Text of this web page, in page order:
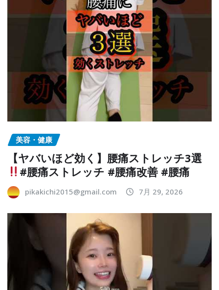
美容・健康
【ヤバいほど効く】腰痛ストレッチ3選
#腰痛ストレッチ #腰痛改善 #腰痛
pikakichi2015@gmail.com 7月 29, 2026